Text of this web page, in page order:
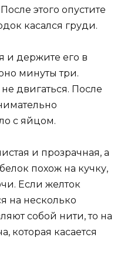
этого опустите
касался груди.
и держите его в
минуты три.
двигаться. После
с яйцом.
и прозрачная, а
похож на кучку,
Если желток
на несколько
собой нити, то на
которая касается